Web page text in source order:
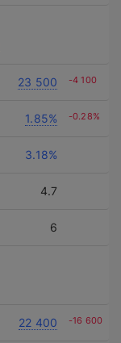
23 500 -4 100
1.85% -0.28%
3.18%
4.7
6
22 400 -16 600